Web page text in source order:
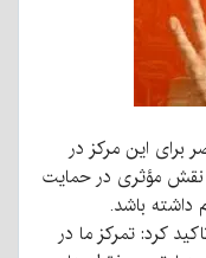
برای این مرکز در
می‌تواند نقش مؤثری در حمایت
داشته باشد.
کرد: تمرکز ما در